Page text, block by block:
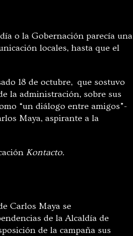
o la Gobernación parecía una
locales, hasta que el
18 de octubre, que sostuvo
la administración, sobre sus
“un diálogo entre amigos”-
Maya, aspirante a la
Kontacto.
Carlos Maya se
de la Alcaldía de
de la campaña sus